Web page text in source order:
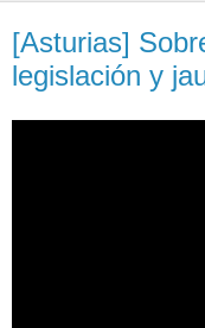
[Asturias]
legislación y